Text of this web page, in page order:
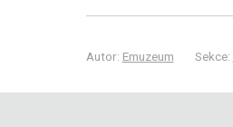
Autor: Emuzeum Sekce: